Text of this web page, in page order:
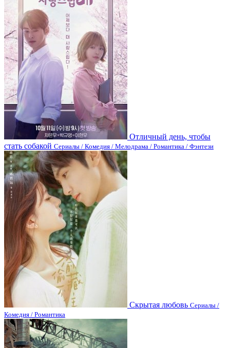
Отличный день, чтобы
стать собакой Сериалы / Комедия / Мелодрама / Романтика / Фэнтези
Скрытая любовь Сериалы /
Комедия / Романтика